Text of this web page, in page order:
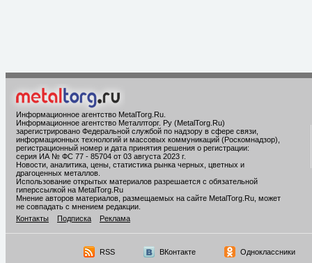
Информационное агентство MetalTorg.Ru
Информационное агентство Металлторг. Ру (MetalTorg.Ru)
зарегистрировано Федеральной службой по надзору в сфере связи,
информационных технологий и массовых коммуникаций (Роскомнадзор),
регистрационный номер и дата принятия решения о регистрации:
серия ИА № ФС 77 - 85704 от 03 августа 2023 г.
Новости, аналитика, цены, статистика рынка черных, цветных и
драгоценных металлов.
Использование открытых материалов разрешается с обязательной
гиперссылкой на MetalTorg.Ru
Мнение авторов материалов, размещаемых на сайте MetalTorg.Ru, может
не совпадать с мнением редакции.
Контакты
Подписка Реклама
RSS ВКонтакте Одноклассники